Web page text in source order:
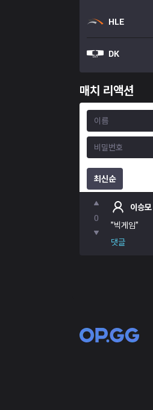
HLE
DK
매치 리액션
최신순
0
이승모
"빅게임"
댓글